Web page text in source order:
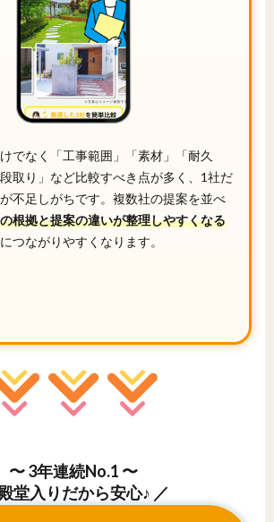
でなく「工事範囲」「素材」「耐久
取り」など比較すべき点が多く、1社だ
不足しがちです。複数社の提案を並べ
根拠と提案の違いが整理しやすくなる
つながりやすくなります。
〜 3年連続No.1 〜
堂入りだから安心♪ ／